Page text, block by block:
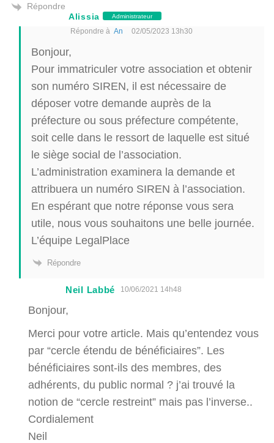
Répondre
Alissia
Administrateur
Répondre à An 02/05/2023 13h30
Bonjour,
Pour immatriculer votre association et obtenir
son numéro SIREN, il est nécessaire de
déposer votre demande auprès de la
préfecture ou sous préfecture compétente,
soit celle dans le ressort de laquelle est situé
le siège social de l’association.
L’administration examinera la demande et
attribuera un numéro SIREN à l’association.
En espérant que notre réponse vous sera
utile, nous vous souhaitons une belle journée.
L’équipe LegalPlace
Répondre
Neil Labbé 10/06/2021 14h48
Bonjour,
Merci pour votre article. Mais qu’entendez vous
par “cercle étendu de bénéficiaires”. Les
bénéficiaires sont-ils des membres, des
adhérents, du public normal ? j’ai trouvé la
notion de “cercle restreint” mais pas l’inverse..
Cordialement
Neil